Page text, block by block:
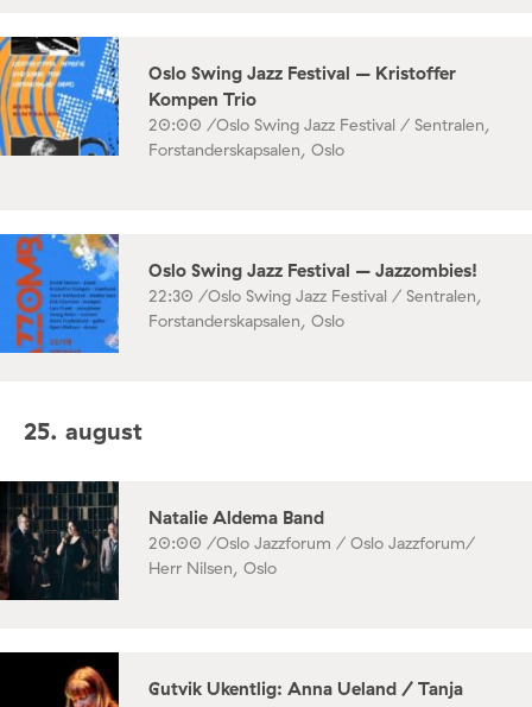
Oslo Swing Jazz Festival – Kristoffer
Kompen Trio
20:00 /Oslo Swing Jazz Festival / Sentralen,
Forstanderskapsalen, Oslo
Oslo Swing Jazz Festival – Jazzombies!
22:30 /Oslo Swing Jazz Festival / Sentralen,
Forstanderskapsalen, Oslo
25. august
Natalie Aldema Band
20:00 /Oslo Jazzforum / Oslo Jazzforum/
Herr Nilsen, Oslo
Gutvik Ukentlig: Anna Ueland / Tanja